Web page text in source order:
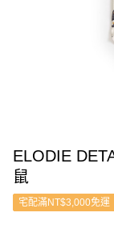
ELODIE
鼠
宅配滿NT$3,000免運